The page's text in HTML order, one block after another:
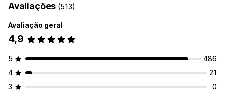
Avaliações (513)
Avaliação geral
4,9
5
486
4
21
3
0